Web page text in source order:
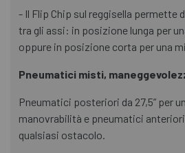
- Il Flip Chip sul reggisella permette
tra gli assi: in posizione lunga per
oppure in posizione corta per una
Pneumatici misti,
Pneumatici posteriori da 27,5” per
manovrabilità e pneumatici anteriori
qualsiasi ostacolo.